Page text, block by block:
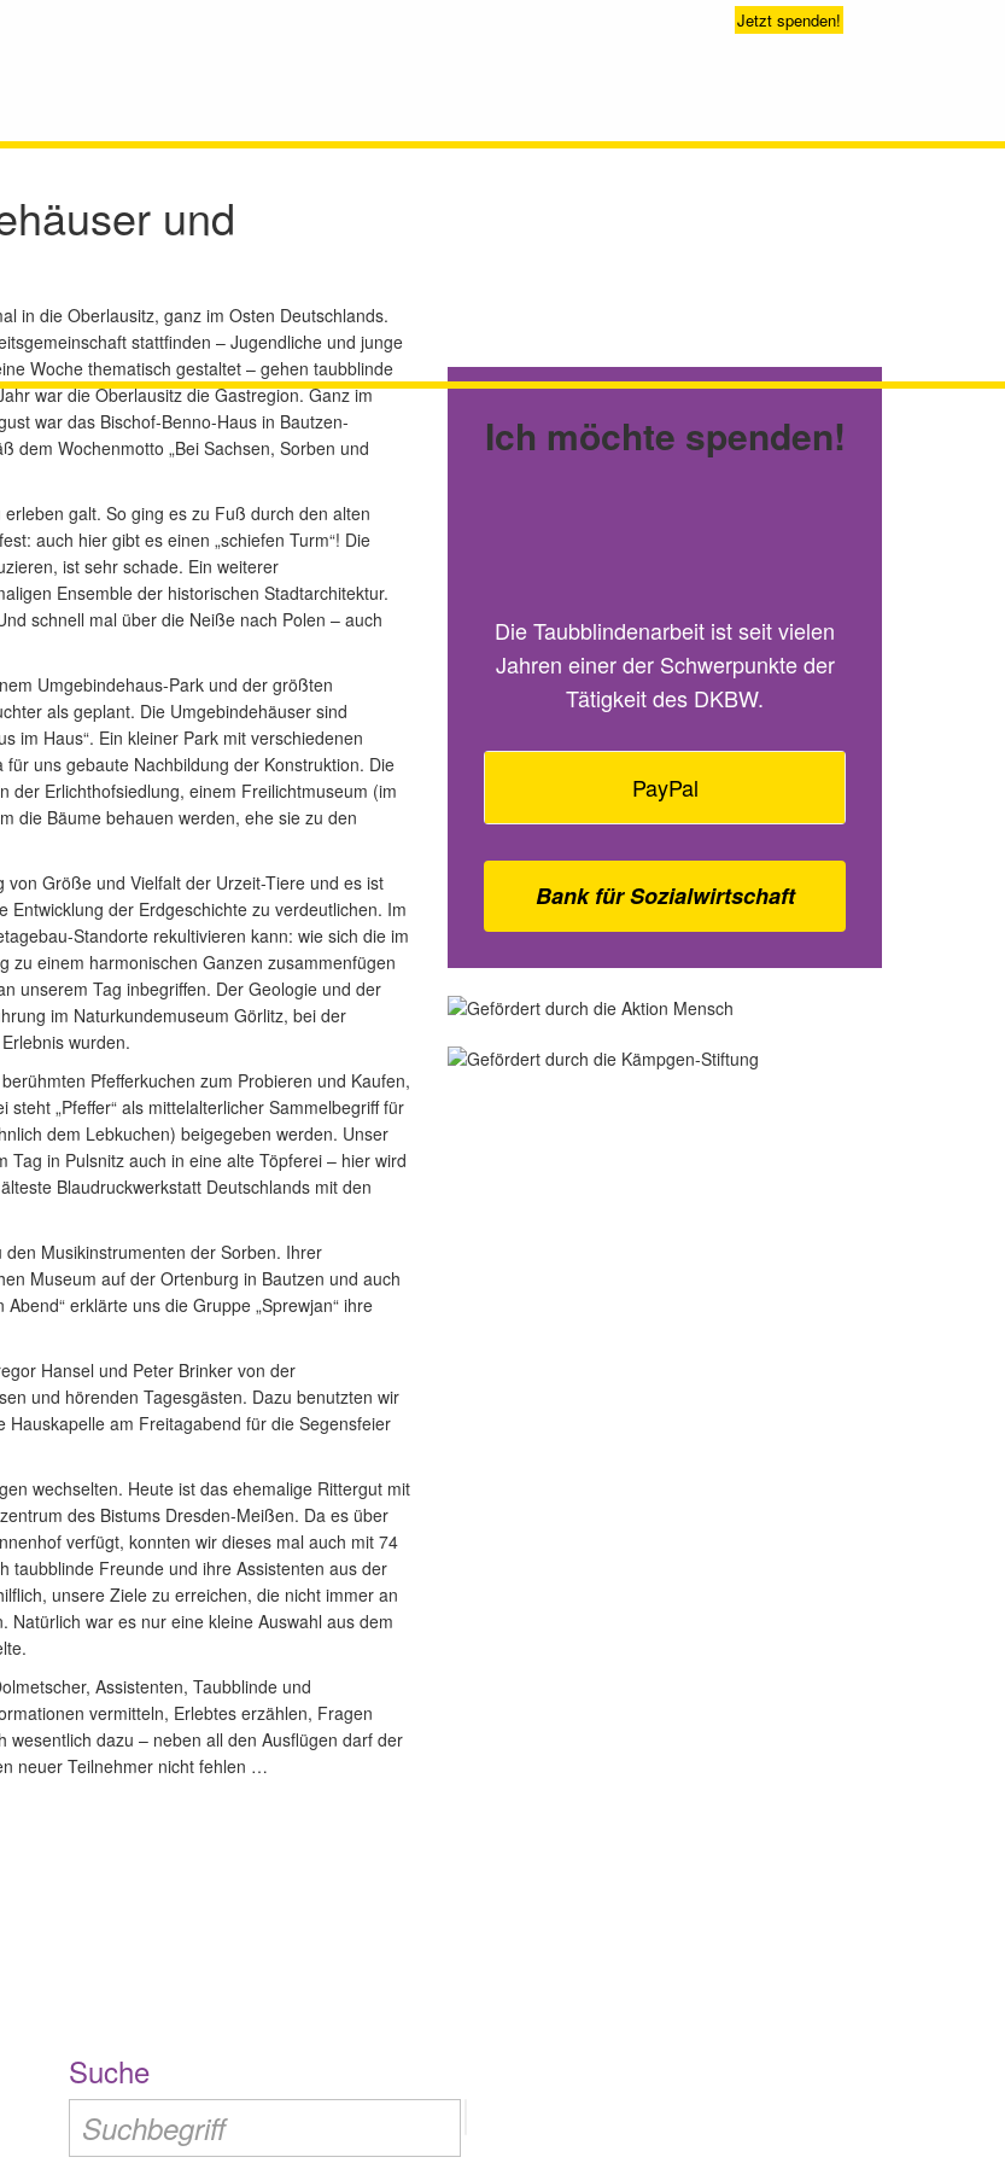
Jetzt spenden!
und
in die Oberlausitz, ganz im Osten Deutschlands.
stattfinden – Jugendliche und junge
Woche thematisch gestaltet – gehen taubblinde
war die Oberlausitz die Gastregion. Ganz im
war das Bischof-Benno-Haus in Bautzen-
dem Wochenmotto „Bei Sachsen, Sorben und
galt. So ging es zu Fuß durch den alten
auch hier gibt es einen „schiefen Turm“! Die
ist sehr schade. Ein weiterer
Ensemble der historischen Stadtarchitektur.
schnell mal über die Neiße nach Polen – auch
Umgebindehaus-Park und der größten
als geplant. Die Umgebindehäuser sind
im Haus“. Ein kleiner Park mit verschiedenen
uns gebaute Nachbildung der Konstruktion. Die
der Erlichthofsiedlung, einem Freilichtmuseum (im
die Bäume behauen werden, ehe sie zu den
Größe und Vielfalt der Urzeit-Tiere und es ist
der Erdgeschichte zu verdeutlichen. Im
Standorte rekultivieren kann: wie sich die im
zu einem harmonischen Ganzen zusammenfügen
unserem Tag inbegriffen. Der Geologie und der
im Naturkundemuseum Görlitz, bei der
wurden.
Pfefferkuchen zum Probieren und Kaufen,
„Pfeffer“ als mittelalterlicher Sammelbegriff für
dem Lebkuchen) beigegeben werden. Unser
in Pulsnitz auch in eine alte Töpferei – hier wird
Blaudruckwerkstatt Deutschlands mit den
Musikinstrumenten der Sorben. Ihrer
Museum auf der Ortenburg in Bautzen und auch
erklärte uns die Gruppe „Sprewjan“ ihre
Hansel und Peter Brinker von der
und hörenden Tagesgästen. Dazu benutzten wir
am Freitagabend für die Segensfeier
wechselten. Heute ist das ehemalige Rittergut mit
des Bistums Dresden-Meißen. Da es über
verfügt, konnten wir dieses mal auch mit 74
taubblinde Freunde und ihre Assistenten aus der
unsere Ziele zu erreichen, die nicht immer an
war es nur eine kleine Auswahl aus dem
Assistenten, Taubblinde und
vermitteln, Erlebtes erzählen, Fragen
dazu – neben all den Ausflügen darf der
neuer Teilnehmer nicht fehlen …
Ich möchte spenden!
Die Taubblindenarbeit ist seit vielen
Jahren einer der Schwerpunkte der
Tätigkeit des DKBW.
PayPal
Bank für Sozialwirtschaft
Suche